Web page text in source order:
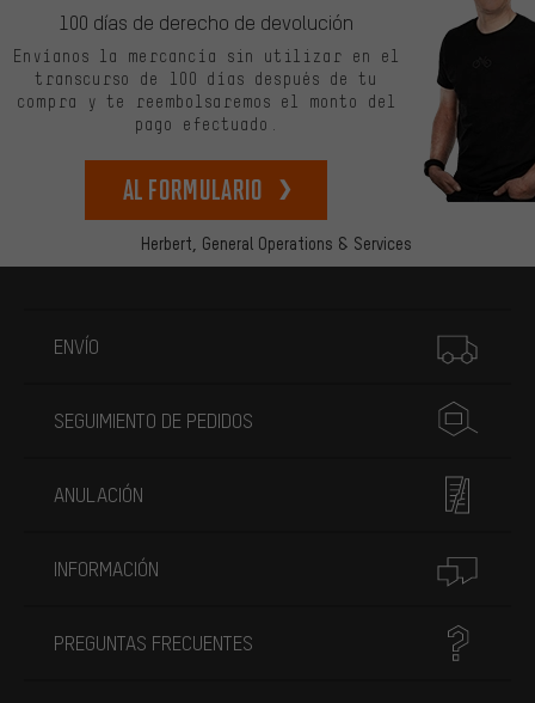
Herbert, General Operations & Services
100 días de derecho de devolución
Envíanos la mercancía sin utilizar en el
transcurso de 100 días después de tu
compra y te reembolsaremos el monto del
pago efectuado.
Al formulario
ENVÍO
SEGUIMIENTO DE PEDIDOS
ANULACIÓN
INFORMACIÓN
PREGUNTAS FRECUENTES